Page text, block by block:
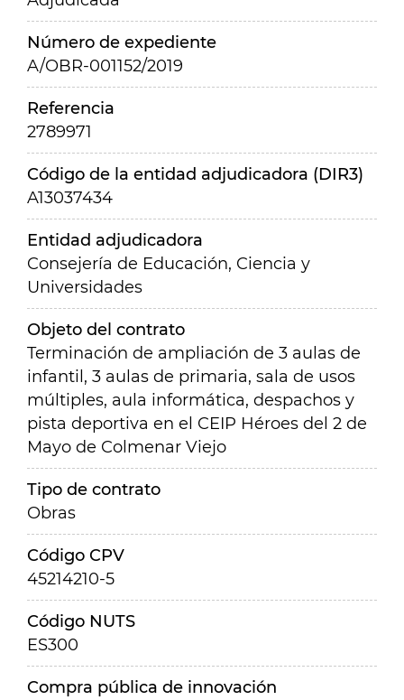
Número de expediente
A/OBR-001152/2019
Referencia
2789971
Código de la entidad adjudicadora (DIR3)
A13037434
Entidad adjudicadora
Consejería de Educación, Ciencia y
Universidades
Objeto del contrato
Terminación de ampliación de 3 aulas de
infantil, 3 aulas de primaria, sala de usos
múltiples, aula informática, despachos y
pista deportiva en el CEIP Héroes del 2 de
Mayo de Colmenar Viejo
Tipo de contrato
Obras
Código CPV
45214210-5
Código NUTS
ES300
Compra pública de innovación